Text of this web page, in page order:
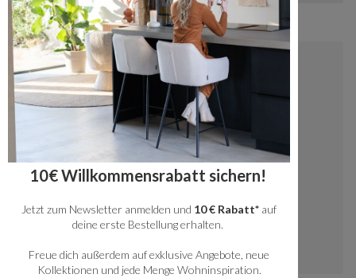
Kontakt
+49 20341512060
kundenservice@bronx71.com
Wir reagieren werktags innerhalb von 48
Stunden auf deine Fragen.
Instagram
10€ Willkommensrabatt sichern!
Jetzt zum Newsletter anmelden und 10 € Rabatt* auf
deine erste Bestellung erhalten.
Freue dich außerdem auf exklusive Angebote, neue
Kollektionen und jede Menge Wohninspiration.